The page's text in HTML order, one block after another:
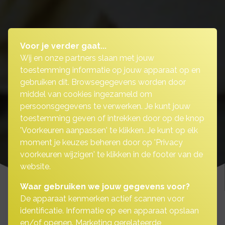
Voor je verder gaat...
Wij en onze partners slaan met jouw
toestemming informatie op jouw apparaat op en
gebruiken dit. Browsegegevens worden door
middel van cookies ingezameld om
persoonsgegevens te verwerken. Je kunt jouw
toestemming geven of intrekken door op de knop
'Voorkeuren aanpassen' te klikken. Je kunt op elk
moment je keuzes beheren door op 'Privacy
voorkeuren wijzigen' te klikken in de footer van de
website.
Waar gebruiken we jouw gegevens voor?
De apparaat kenmerken actief scannen voor
identificatie. Informatie op een apparaat opslaan
en/of openen. Marketing gerelateerde